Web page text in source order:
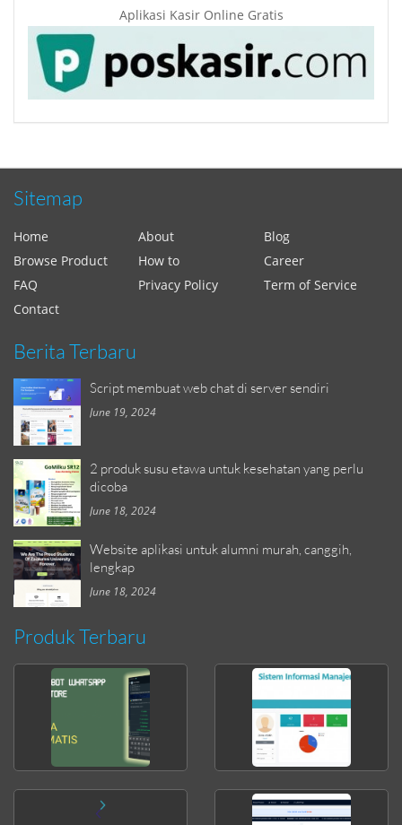
Aplikasi Kasir Online Gratis
Sitemap
Home About
Blog
Browse Product
How to
Career
FAQ
Privacy Policy
Term of Service
Contact
Berita Terbaru
Script membuat web chat di server sendiri
June 19, 2024
2 produk susu etawa untuk kesehatan yang perlu
dicoba
June 18, 2024
Website aplikasi untuk alumni murah, canggih,
lengkap
June 18, 2024
Produk Terbaru